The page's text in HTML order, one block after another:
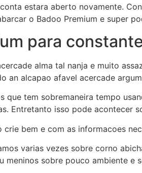
estara aberto novamente.
o Badoo Premium e super
para
alma tal nanja e muito
an alcapao afavel acercade
que tem sobremaneira tempo
Entretanto isso pode acontecer
bem e com as informacoes
varias vezes sobre corno
meninos sobre pouco ambiente e